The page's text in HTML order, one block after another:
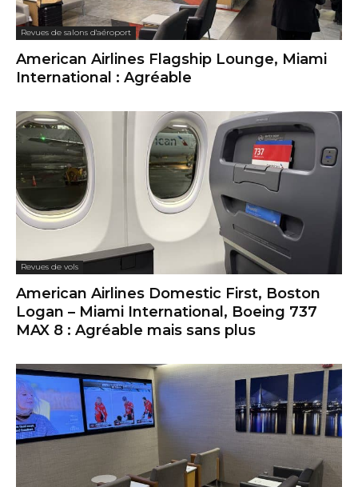
Revues de salons d'aéroport
American Airlines Flagship Lounge, Miami
International : Agréable
Revues de vols
American Airlines Domestic First, Boston
Logan – Miami International, Boeing 737
MAX 8 : Agréable mais sans plus